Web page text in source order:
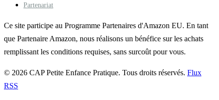
Partenariat
Ce site participe au Programme Partenaires d'Amazon EU. En tant
que Partenaire Amazon, nous réalisons un bénéfice sur les achats
remplissant les conditions requises, sans surcoût pour vous.
© 2026 CAP Petite Enfance Pratique. Tous droits réservés. Flux
RSS